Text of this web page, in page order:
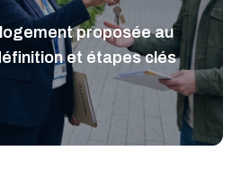
proposée au
et étapes clés